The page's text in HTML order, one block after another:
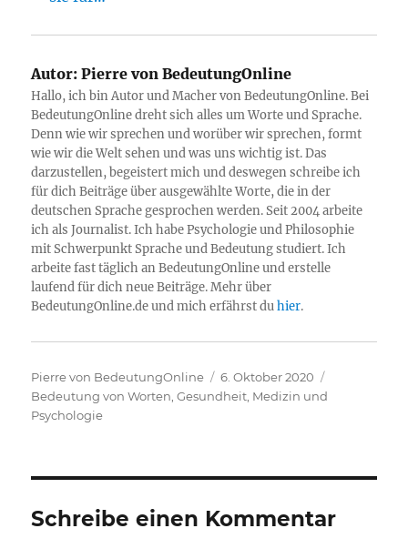
Autor: Pierre von BedeutungOnline
Hallo, ich bin Autor und Macher von BedeutungOnline. Bei
BedeutungOnline dreht sich alles um Worte und Sprache.
Denn wie wir sprechen und worüber wir sprechen, formt
wie wir die Welt sehen und was uns wichtig ist. Das
darzustellen, begeistert mich und deswegen schreibe ich
für dich Beiträge über ausgewählte Worte, die in der
deutschen Sprache gesprochen werden. Seit 2004 arbeite
ich als Journalist. Ich habe Psychologie und Philosophie
mit Schwerpunkt Sprache und Bedeutung studiert. Ich
arbeite fast täglich an BedeutungOnline und erstelle
laufend für dich neue Beiträge. Mehr über
BedeutungOnline.de und mich erfährst duhier.
Autor
Pierre von BedeutungOnline
Veröffentlicht
am
6. Oktober 2020
Bedeutung von Worten ,Gesundheit Medizin und
Psychologie
Schreibe einen Kommentar